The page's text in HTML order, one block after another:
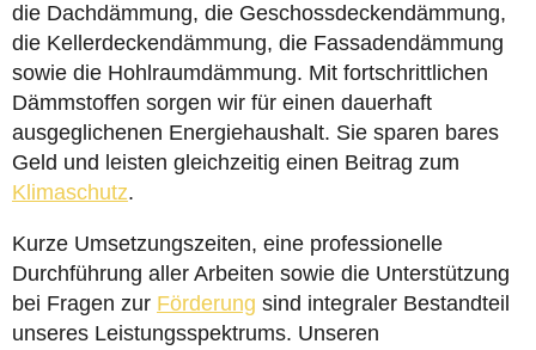
die Dachdämmung, die Geschossdeckendämmung,
die Kellerdeckendämmung, die Fassadendämmung
sowie die Hohlraumdämmung. Mit fortschrittlichen
Dämmstoffen sorgen wir für einen dauerhaft
ausgeglichenen Energiehaushalt. Sie sparen bares
Geld und leisten gleichzeitig einen Beitrag zum
Klimaschutz.
Kurze Umsetzungszeiten, eine professionelle
Durchführung aller Arbeiten sowie die Unterstützung
bei Fragen zur Förderung sind integraler Bestandteil
unseres Leistungsspektrums. Unseren